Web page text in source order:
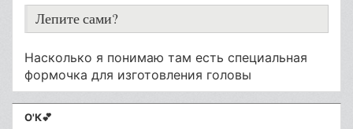
Лепите сами?
Насколько я понимаю там есть специальная
формочка для изготовления головы
О'К💕